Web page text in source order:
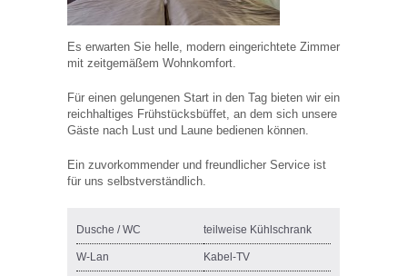
Es erwarten Sie helle, modern eingerichtete Zimmer
mit zeitgemäßem Wohnkomfort.
Für einen gelungenen Start in den Tag bieten wir ein
reichhaltiges Frühstücksbüffet, an dem sich unsere
Gäste nach Lust und Laune bedienen können.
Ein zuvorkommender und freundlicher Service ist
für uns selbstverständlich.
Dusche / WC teilweise Kühlschrank
W-Lan Kabel-TV